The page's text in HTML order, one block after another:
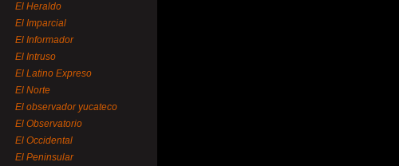
El Heraldo
El Imparcial
El Informador
El Intruso
El Latino Expreso
El Norte
El observador yucateco
El Observatorio
El Occidental
El Peninsular